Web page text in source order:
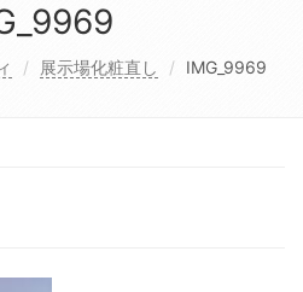
展示場化粧直し IMG_9969